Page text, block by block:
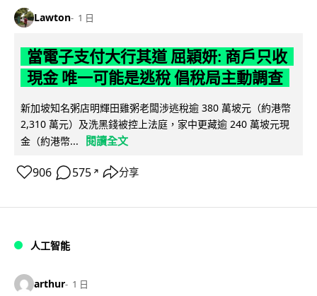
Lawton 1 日
當電子支付大行其道 屈穎妍: 商戶只收
現金 唯一可能是逃稅 倡稅局主動調查
新加坡知名粥店明輝田雞粥老闆涉逃稅逾 380 萬坡元（約港幣
2,310 萬元）及洗黑錢被控上法庭，家中更藏逾 240 萬坡元現
金（約港幣...
閱讀全文
906 575 ↗ 分享
人工智能
arthur 1 日